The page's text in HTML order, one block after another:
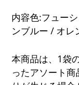
内容色:フュー
ンブルー / オレ
本商品は、1袋
ったアソート